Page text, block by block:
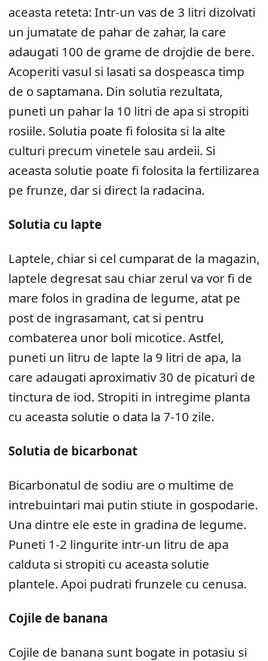
aceasta reteta: Intr-un vas de 3 litri dizolvati
un jumatate de pahar de zahar, la care
adaugati 100 de grame de drojdie de bere.
Acoperiti vasul si lasati sa dospeasca timp
de o saptamana. Din solutia rezultata,
puneti un pahar la 10 litri de apa si stropiti
rosiile. Solutia poate fi folosita si la alte
culturi precum vinetele sau ardeii. Si
aceasta solutie poate fi folosita la fertilizarea
pe frunze, dar si direct la radacina.
Solutia cu lapte
Laptele, chiar si cel cumparat de la magazin,
laptele degresat sau chiar zerul va vor fi de
mare folos in gradina de legume, atat pe
post de ingrasamant, cat si pentru
combaterea unor boli micotice. Astfel,
puneti un litru de lapte la 9 litri de apa, la
care adaugati aproximativ 30 de picaturi de
tinctura de iod. Stropiti in intregime planta
cu aceasta solutie o data la 7-10 zile.
Solutia de bicarbonat
Bicarbonatul de sodiu are o multime de
intrebuintari mai putin stiute in gospodarie.
Una dintre ele este in gradina de legume.
Puneti 1-2 lingurite intr-un litru de apa
calduta si stropiti cu aceasta solutie
plantele. Apoi pudrati frunzele cu cenusa.
Cojile de banana
Cojile de banana sunt bogate in potasiu si